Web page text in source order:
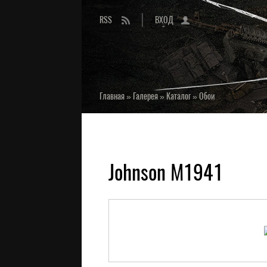
RSS ВХОД
Главная» Галерея»Каталог»Обои
Johnson M1941